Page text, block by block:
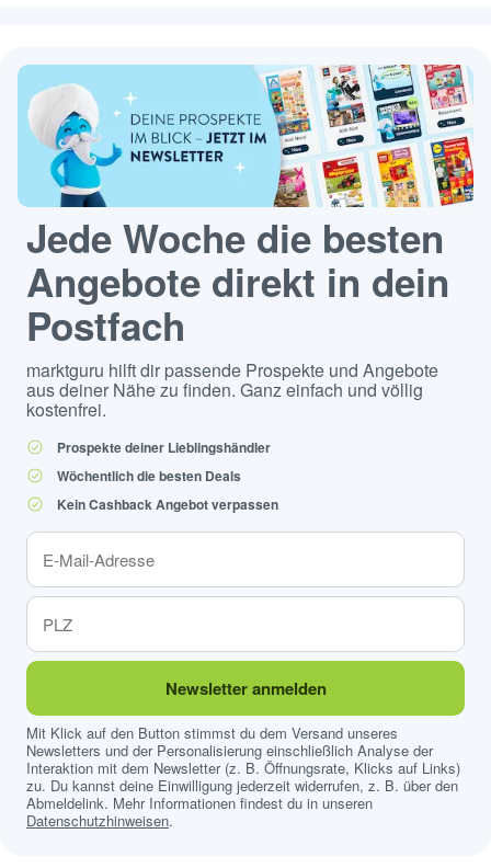
Jede Woche die besten
Angebote direkt in dein
Postfach
marktguru hilft dir passende Prospekte und Angebote
aus deiner Nähe zu finden. Ganz einfach und völlig
kostenfrei.
Prospekte deiner Lieblingshändler
Wöchentlich die besten Deals
Kein Cashback Angebot verpassen
Newsletter anmelden
Mit Klick auf den Button stimmst du dem Versand unseres
Newsletters und der Personalisierung einschließlich Analyse der
Interaktion mit dem Newsletter (z. B. Öffnungsrate, Klicks auf Links)
zu. Du kannst deine Einwilligung jederzeit widerrufen, z. B. über den
Abmeldelink. Mehr Informationen findest du in unseren
Datenschutzhinweisen.